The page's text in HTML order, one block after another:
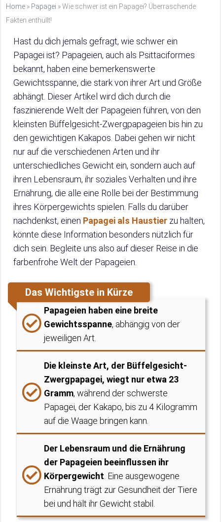
Home » Papagei »Wie schwer ist ein Papagei? Überraschende
Fakten enthüllt!
Hast du dich jemals gefragt, wie schwer ein
Papagei ist? Papageien, auch als Psittaciformes
bekannt, haben eine bemerkenswerte
Gewichtsspanne, die stark von ihrer Art und Größe
abhängt. Dieser Artikel wird dich durch die
faszinierende Welt der Papageien führen, von den
kleinsten Büffelgesicht-Zwergpapageien bis hin zu
den gewichtigen Kakapos. Dabei gehen wir nicht
nur auf die verschiedenen Arten und ihr
unterschiedliches Gewicht ein, sondern auch auf
ihren Lebensraum, ihr soziales Verhalten und ihre
Ernährung, die alle eine Rolle bei der Bestimmung
ihres Körpergewichts spielen. Falls du darüber
nachdenkst, einen Papagei als Haustier zu halten,
könnte diese Information besonders nützlich für
dich sein. Begleite uns also auf dieser Reise in die
farbenfrohe Welt der Papageien.
Das Wichtigste in Kürze
Papageien haben eine breite
Gewichtsspanne, abhängig von der
jeweiligen Art.
Die kleinste Art, der Büffelgesicht-
Zwergpapagei, wiegt nur etwa 23
Gramm, während der schwerste
Papagei, der Kakapo, bis zu 4 Kilogramm
auf die Waage bringen kann.
Der Lebensraum und die Ernährung
der Papageien beeinflussen ihr
Körpergewicht. Eine ausgewogene
Ernährung trägt zur Gesundheit der Tiere
bei und hält ihr Gewicht stabil.